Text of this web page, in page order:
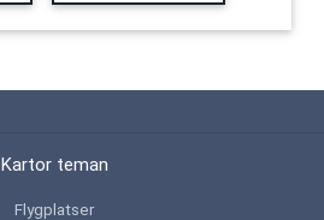
Kartor teman
Flygplatser